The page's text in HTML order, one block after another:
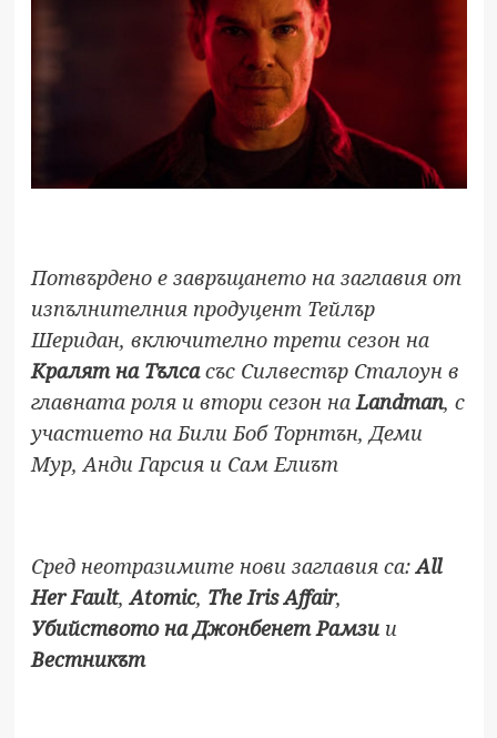
Потвърдено е завръщането на заглавия от
изпълнителния продуцент Тейлър
Шеридан, включително трети сезон на
Кралят на Тълса със Силвестър Сталоун в
главната роля и втори сезон наLandman, с
участието на Били Боб Торнтън, Деми
Мур, Анди Гарсия и Сам Елиът
Сред неотразимите нови заглавия са:All
Her Fault,Atomic, The Iris Affair,
Убийството на Джонбенет Рамзи и
Вестникът